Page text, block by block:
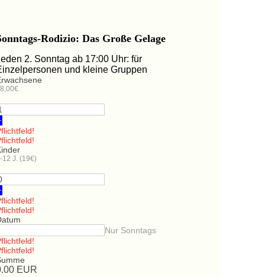
Rodizio: Das Große Gelage
2. Sonntag ab 17:00 Uhr: für
und kleine Gruppen
12 J. (19€)
Nur Sonntags
EUR